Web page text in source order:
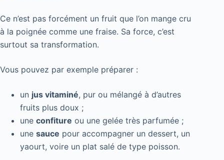
Ce n’est pas forcément un fruit que l’on mange cru
à la poignée comme une fraise. Sa force, c’est
surtout sa transformation.
Vous pouvez par exemple préparer :
un jus vitaminé, pur ou mélangé à d’autres
fruits plus doux ;
une confiture ou une gelée très parfumée ;
une sauce pour accompagner un dessert, un
yaourt, voire un plat salé de type poisson.